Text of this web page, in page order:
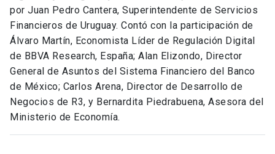
por Juan Pedro Cantera, Superintendente de Servicios
Financieros de Uruguay. Contó con la participación de
Álvaro Martín, Economista Líder de Regulación Digital
de BBVA Research, España; Alan Elizondo, Director
General de Asuntos del Sistema Financiero del Banco
de México; Carlos Arena, Director de Desarrollo de
Negocios de R3, y Bernardita Piedrabuena, Asesora del
Ministerio de Economía.